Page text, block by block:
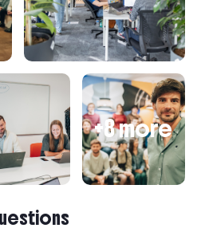
+8 more